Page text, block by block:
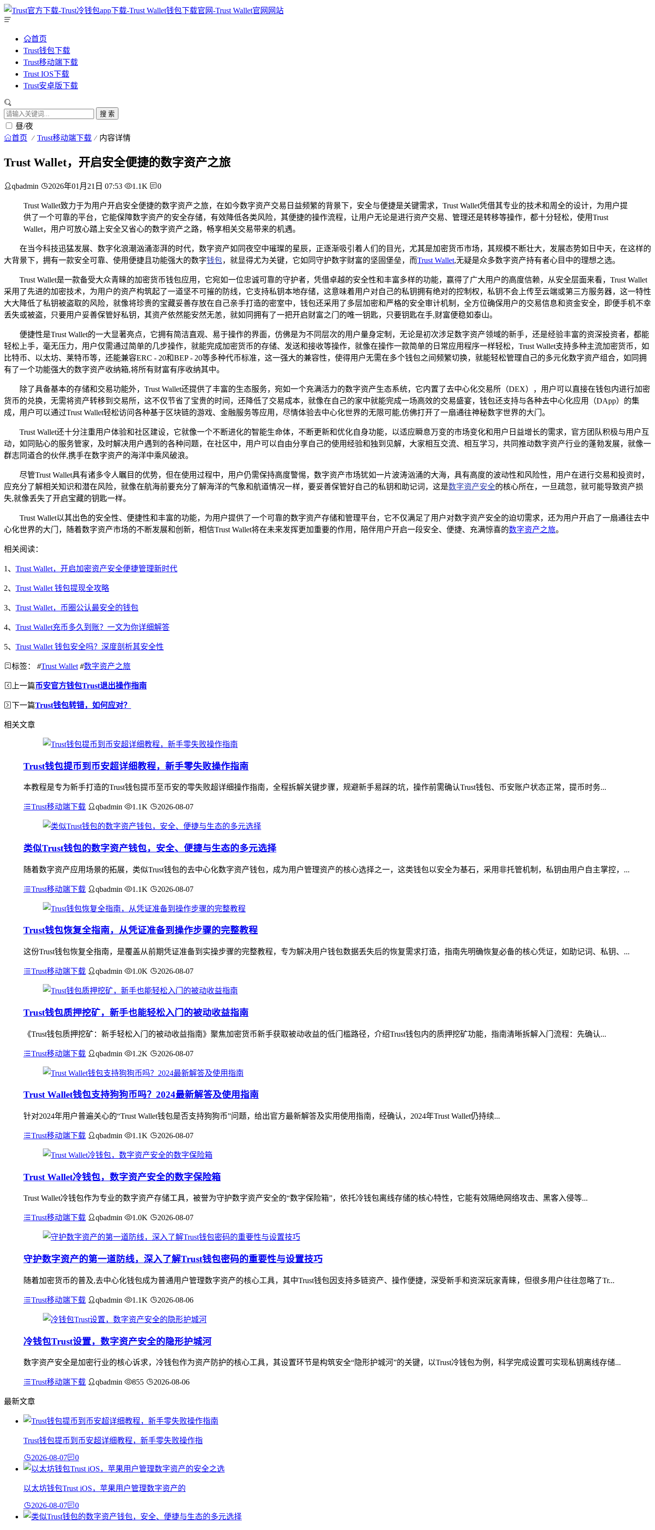
首页
Trust钱包下载
Trust移动端下载
Trust IOS下载
Trust安卓版下载
搜 索
昼/夜
首页 Trust移动端下载 内容详情
Trust Wallet，开启安全便捷的数字资产之旅
qbadmin 2026年01月21日 07:53 1.1K 0
Trust Wallet致力于为用户开启安全便捷的数字资产之旅，在如今数字资产交易日益频繁的背景下，安全与便捷是关键需求，Trust Wallet凭借其专业的技术和周全的设计，为用户提
供了一个可靠的平台，它能保障数字资产的安全存储，有效降低各类风险，其便捷的操作流程，让用户无论是进行资产交易、管理还是转移等操作，都十分轻松，使用Trust
Wallet，用户可放心踏上安全又省心的数字资产之路，畅享相关交易带来的机遇。
在当今科技迅猛发展、数字化浪潮汹涌澎湃的时代，数字资产如同夜空中璀璨的星辰，正逐渐吸引着人们的目光，尤其是加密货币市场，其规模不断壮大，发展态势如日中天，在这样的
大背景下，拥有一款安全可靠、使用便捷且功能强大的数字钱包，就显得尤为关键，它如同守护数字财富的坚固堡垒，而Trust Wallet,无疑是众多数字资产持有者心目中的理想之选。
Trust Wallet是一款备受大众青睐的加密货币钱包应用，它宛如一位忠诚可靠的守护者，凭借卓越的安全性和丰富多样的功能，赢得了广大用户的高度信赖，从安全层面来看，Trust Wallet
采用了先进的加密技术，为用户的资产构筑起了一道坚不可摧的防线，它支持私钥本地存储，这意味着用户对自己的私钥拥有绝对的控制权，私钥不会上传至云端或第三方服务器，这一特性
大大降低了私钥被盗取的风险，就像将珍贵的宝藏妥善存放在自己亲手打造的密室中，钱包还采用了多层加密和严格的安全审计机制，全方位确保用户的交易信息和资金安全，即便手机不幸
丢失或被盗，只要用户妥善保管好私钥，其资产依然能安然无恙，就如同拥有了一把开启财富之门的唯一钥匙，只要钥匙在手,财富便稳如泰山。
便捷性是Trust Wallet的一大显著亮点，它拥有简洁直观、易于操作的界面，仿佛是为不同层次的用户量身定制，无论是初次涉足数字资产领域的新手，还是经验丰富的资深投资者，都能
轻松上手，毫无压力，用户仅需通过简单的几步操作，就能完成加密货币的存储、发送和接收等操作，就像在操作一款简单的日常应用程序一样轻松，Trust Wallet支持多种主流加密货币，如
比特币、以太坊、莱特币等，还能兼容ERC - 20和BEP - 20等多种代币标准，这一强大的兼容性，使得用户无需在多个钱包之间频繁切换，就能轻松管理自己的多元化数字资产组合，如同拥
有了一个功能强大的数字资产收纳箱,将所有财富有序收纳其中。
除了具备基本的存储和交易功能外，Trust Wallet还提供了丰富的生态服务，宛如一个充满活力的数字资产生态系统，它内置了去中心化交易所（DEX），用户可以直接在钱包内进行加密
货币的兑换，无需将资产转移到交易所，这不仅节省了宝贵的时间，还降低了交易成本，就像在自己的家中就能完成一场高效的交易盛宴，钱包还支持与各种去中心化应用（DApp）的集
成，用户可以通过Trust Wallet轻松访问各种基于区块链的游戏、金融服务等应用，尽情体验去中心化世界的无限可能,仿佛打开了一扇通往神秘数字世界的大门。
Trust Wallet还十分注重用户体验和社区建设，它就像一个不断进化的智能生命体，不断更新和优化自身功能，以适应瞬息万变的市场变化和用户日益增长的需求，官方团队积极与用户互
动，如同贴心的服务管家，及时解决用户遇到的各种问题，在社区中，用户可以自由分享自己的使用经验和独到见解，大家相互交流、相互学习，共同推动数字资产行业的蓬勃发展，就像一
群志同道合的伙伴,携手在数字资产的海洋中乘风破浪。
尽管Trust Wallet具有诸多令人瞩目的优势，但在使用过程中，用户仍需保持高度警惕，数字资产市场犹如一片波涛汹涌的大海，具有高度的波动性和风险性，用户在进行交易和投资时，
应充分了解相关知识和潜在风险，就像在航海前要充分了解海洋的气象和航道情况一样，要妥善保管好自己的私钥和助记词，这是数字资产安全的核心所在，一旦疏忽，就可能导致资产损
失,就像丢失了开启宝藏的钥匙一样。
Trust Wallet以其出色的安全性、便捷性和丰富的功能，为用户提供了一个可靠的数字资产存储和管理平台，它不仅满足了用户对数字资产安全的迫切需求，还为用户开启了一扇通往去中
心化世界的大门，随着数字资产市场的不断发展和创新，相信Trust Wallet将在未来发挥更加重要的作用，陪伴用户开启一段安全、便捷、充满惊喜的数字资产之旅。
相关阅读：
1、 Trust Wallet，开启加密资产安全便捷管理新时代
2、 Trust Wallet 钱包提现全攻略
3、 Trust Wallet，币圈公认最安全的钱包
4、 Trust Wallet充币多久到账？一文为你详细解答
5、 Trust Wallet 钱包安全吗？深度剖析其安全性
标签： #Trust Wallet #数字资产之旅
上一篇币安官方钱包Trust退出操作指南
下一篇Trust钱包转错，如何应对？
相关文章
Trust钱包提币到币安超详细教程，新手零失败操作指南
本教程是专为新手打造的Trust钱包提币至币安的零失败超详细操作指南，全程拆解关键步骤，规避新手易踩的坑，操作前需确认Trust钱包、币安账户状态正常，提币时务...
Trust移动端下载 qbadmin 1.1K 2026-08-07
类似Trust钱包的数字资产钱包，安全、便捷与生态的多元选择
随着数字资产应用场景的拓展，类似Trust钱包的去中心化数字资产钱包，成为用户管理资产的核心选择之一，这类钱包以安全为基石，采用非托管机制，私钥由用户自主掌控，...
Trust移动端下载 qbadmin 1.1K 2026-08-07
Trust钱包恢复全指南，从凭证准备到操作步骤的完整教程
这份Trust钱包恢复全指南，是覆盖从前期凭证准备到实操步骤的完整教程，专为解决用户钱包数据丢失后的恢复需求打造，指南先明确恢复必备的核心凭证，如助记词、私钥、...
Trust移动端下载 qbadmin 1.0K 2026-08-07
Trust钱包质押挖矿，新手也能轻松入门的被动收益指南
《Trust钱包质押挖矿：新手轻松入门的被动收益指南》聚焦加密货币新手获取被动收益的低门槛路径，介绍Trust钱包内的质押挖矿功能，指南清晰拆解入门流程：先确认...
Trust移动端下载 qbadmin 1.2K 2026-08-07
Trust Wallet钱包支持狗狗币吗？2024最新解答及使用指南
针对2024年用户普遍关心的“Trust Wallet钱包是否支持狗狗币”问题，给出官方最新解答及实用使用指南，经确认，2024年Trust Wallet仍持续...
Trust移动端下载 qbadmin 1.1K 2026-08-07
Trust Wallet冷钱包，数字资产安全的数字保险箱
Trust Wallet冷钱包作为专业的数字资产存储工具，被誉为守护数字资产安全的“数字保险箱”，依托冷钱包离线存储的核心特性，它能有效隔绝网络攻击、黑客入侵等...
Trust移动端下载 qbadmin 1.0K 2026-08-07
守护数字资产的第一道防线，深入了解Trust钱包密码的重要性与设置技巧
随着加密货币的普及,去中心化钱包成为普通用户管理数字资产的核心工具，其中Trust钱包因支持多链资产、操作便捷，深受新手和资深玩家青睐，但很多用户往往忽略了Tr...
Trust移动端下载 qbadmin 1.1K 2026-08-06
冷钱包Trust设置，数字资产安全的隐形护城河
数字资产安全是加密行业的核心诉求，冷钱包作为资产防护的核心工具，其设置环节是构筑安全“隐形护城河”的关键，以Trust冷钱包为例，科学完成设置可实现私钥离线存储...
Trust移动端下载 qbadmin 855 2026-08-06
最新文章
Trust钱包提币到币安超详细教程，新手零失败操作指
2026-08-07 0
以太坊钱包Trust iOS，苹果用户管理数字资产的
2026-08-07 0